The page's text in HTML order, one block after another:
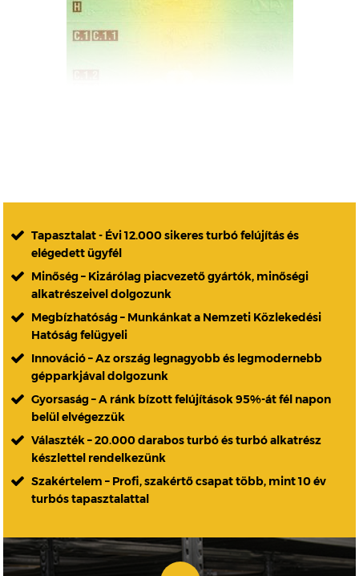
Tapasztalat - Évi 12.000 sikeres turbó felújítás és
elégedett ügyfél
Minőség – Kizárólag piacvezető gyártók, minőségi
alkatrészeivel dolgozunk
Megbízhatóság – Munkánkat a Nemzeti Közlekedési
Hatóság felügyeli
Innováció – Az ország legnagyobb és legmodernebb
gépparkjával dolgozunk
Gyorsaság – A ránk bízott felújítások 95%-át fél napon
belül elvégezzük
Választék – 20.000 darabos turbó és turbó alkatrész
készlettel rendelkezünk
Szakértelem – Profi, szakértő csapat több, mint 10 év
turbós tapasztalattal